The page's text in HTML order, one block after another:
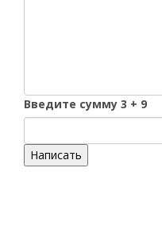
Введите сумму 3 + 9
Написать